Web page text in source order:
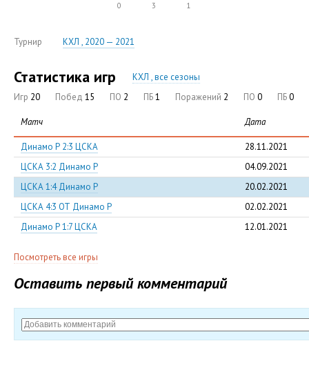
0
3 1
Турнир КХЛ , 2020 — 2021
Статистика игр
КХЛ , все сезоны
Игр 20 Побед 15 ПО 2 ПБ1 Поражений 2 ПО 0 ПБ0
Матч Дата
Динамо Р 2:3 ЦСКА
28.11.2021
ЦСКА 3:2 Динамо Р
04.09.2021
ЦСКА 1:4 Динамо Р
20.02.2021
ЦСКА 4:3 ОТ Динамо Р
02.02.2021
Динамо Р 1:7 ЦСКА
12.01.2021
Посмотреть все игры
Оставить первый комментарий